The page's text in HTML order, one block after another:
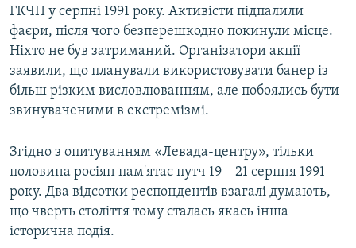
ГКЧП у серпні 1991 року. Активісти підпалили
фаєри, після чого безперешкодно покинули місце.
Ніхто не був затриманий. Організатори акції
заявили, що планували використовувати банер із
більш різким висловлюванням, але побоялись бути
звинуваченими в екстремізмі.
Згідно з опитуванням «Левада-центру», тільки
половина росіян пам'ятає путч 19 – 21 серпня 1991
року. Два відсотки респондентів взагалі думають,
що чверть століття тому сталась якась інша
історична подія.